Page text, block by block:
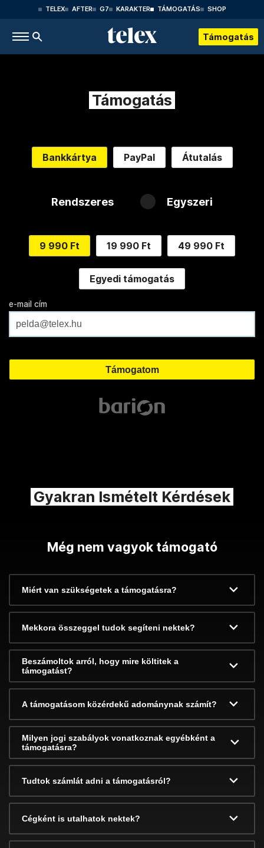
TELEX AFTER G7 KARAKTER TÁMOGATÁS SHOP
Támogatás
Támogatás
Bankkártya PayPal Átutalás
Rendszeres Egyszeri
9 990 Ft 19 990 Ft 49 990 Ft
Egyedi támogatás
e-mail cím
Gyakran Ismételt Kérdések
Még nem vagyok támogató
Miért van szükségetek a támogatásra?
Mekkora összeggel tudok segíteni nektek?
Beszámoltok arról, hogy mire költitek a
támogatást?
A támogatásom közérdekű adománynak számít?
Milyen jogi szabályok vonatkoznak egyébként a
támogatásra?
Tudtok számlát adni a támogatásról?
Cégként is utalhatok nektek?